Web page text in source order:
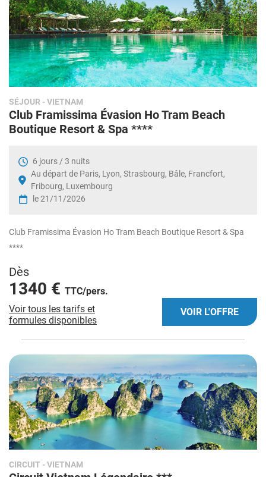
SÉJOUR - VIETNAM
Club Framissima Évasion Ho Tram Beach
Boutique Resort & Spa ****
6 jours / 3 nuits
Au départ de Paris, Lyon, Strasbourg, Bâle, Francfort,
Fribourg, Luxembourg
le 21/11/2026
Club Framissima Évasion Ho Tram Beach Boutique Resort & Spa
****
Dès
1340 € TTC/pers.
Voir tous les tarifs et
formules disponibles
VOIR L'OFFRE
CIRCUIT - VIETNAM